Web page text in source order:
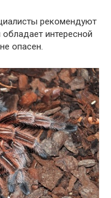
рекомендуют
интересной
опасен.